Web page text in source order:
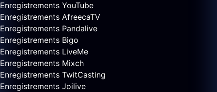
Enregistrements YouTube
Enregistrements AfreecaTV
Enregistrements Pandalive
Enregistrements Bigo
Enregistrements LiveMe
Enregistrements Mixch
Enregistrements TwitCasting
Enregistrements Joilive